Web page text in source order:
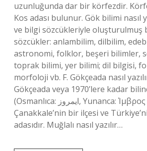
uzunluğunda dar bir körfezdir.
Kos adası bulunur. Gök bilimi nasıl
ve bilgi sözcükleriyle oluşturulmuş
sözcükler: anlambilim, dilbilim,
astronomi, folklor, beşeri bilimler,
toprak bilimi, yer bilimi; dil bilgisi,
morfoloji vb. F. Gökçeada nasıl
Gökçeada veya 1970’lere kadar
(Osmanlıca: ايمروز, Yunanca: Ίμβρος Imvros),
Çanakkale’nin bir ilçesi ve
adasıdır. Muğlalı nasıl yazılır…